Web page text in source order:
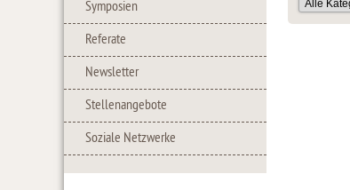
Symposien
Referate
Newsletter
Stellenangebote
Soziale Netzwerke